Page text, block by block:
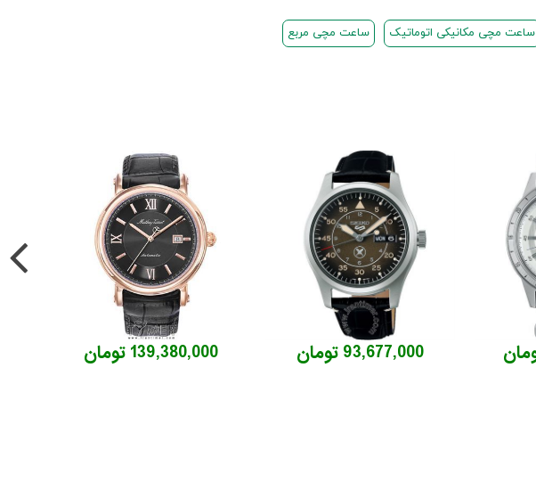
ساعت مچی مکانیکی اتوماتیک ساعت مچی مربع
139,380,000 تومان 93,677,000 تومان